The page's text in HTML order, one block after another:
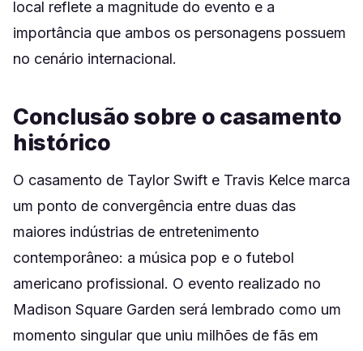
local reflete a magnitude do evento e a
importância que ambos os personagens possuem
no cenário internacional.
Conclusão sobre o casamento
histórico
O casamento de Taylor Swift e Travis Kelce marca
um ponto de convergência entre duas das
maiores indústrias de entretenimento
contemporâneo: a música pop e o futebol
americano profissional. O evento realizado no
Madison Square Garden será lembrado como um
momento singular que uniu milhões de fãs em